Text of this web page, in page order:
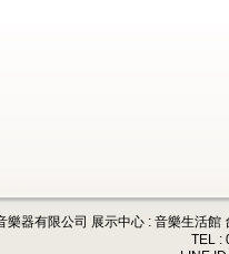
樂器有限公司 展示中心 : 音樂生活
TEL :